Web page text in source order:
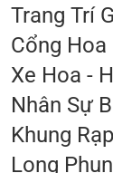
Trang Trí
Cổng
Xe Hoa -
Nhân Sự
Khung
Long